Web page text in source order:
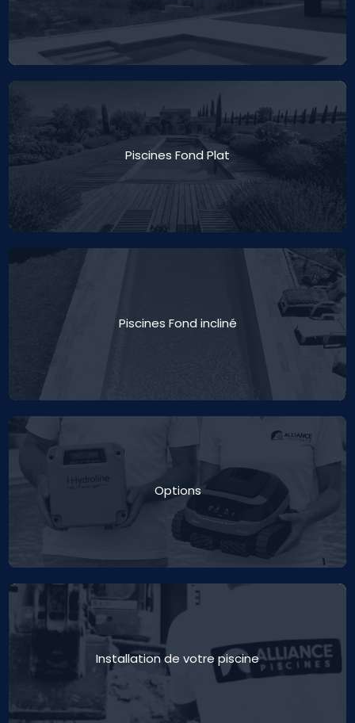
Piscines Fond Plat
Piscines Fond incliné
Options
Installation de votre piscine